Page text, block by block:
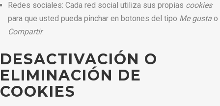
Redes sociales: Cada red social utiliza sus propias cookies
para que usted pueda pinchar en botones del tipo Me gusta o
Compartir.
DESACTIVACIÓN O
ELIMINACIÓN DE
COOKIES